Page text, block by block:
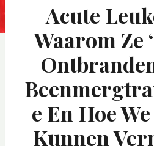
Acute
Waarom Ze
E En Hoe
Kunnen